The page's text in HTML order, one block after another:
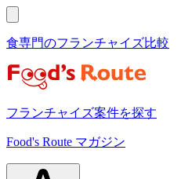
食専門のフランチャイズ比較
フランチャイズ案件を探す
Food's Route マガジン